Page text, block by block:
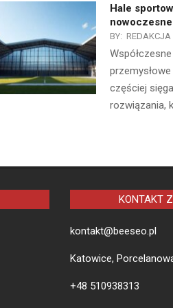
Hale
BY: REDAKCJA
częściej
rozwiązania,
KONTAKT
kontakt@beeseo.pl
Katowice,
+48 510938313